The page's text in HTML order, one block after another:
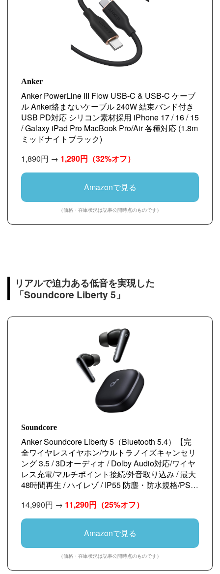
Anker
Anker PowerLine III Flow USB-C & USB-C ケーブ
ル Anker絡まないケーブル 240W 結束バンド付き
USB PD対応 シリコン素材採用 iPhone 17 / 16 / 15
/ Galaxy iPad Pro MacBook Pro/Air 各種対応 (1.8m
ミッドナイトブラック)
1,890円 → 1,290円 （32%オフ）
Amazonで見る
（価格・在庫状況は記事公開時点のものです）
リアルで迫力ある低音を実現した
「Soundcore Liberty 5」
Soundcore
Anker Soundcore Liberty 5（Bluetooth 5.4）【完
全ワイヤレスイヤホン/ウルトラノイズキャンセリ
ング 3.5 / 3Dオーディオ / Dolby Audio対応/ワイヤ
レス充電/マルチポイント接続/外音取り込み / 最大
48時間再生 / ハイレゾ / IP55 防塵・防水規格/PSE
14,990円 → 11,290円 （25%オフ）
Amazonで見る
（価格・在庫状況は記事公開時点のものです）